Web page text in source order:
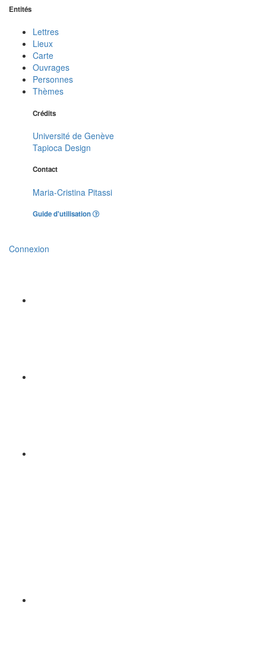
Entités
Lettres
Lieux
Carte
Ouvrages
Personnes
Thèmes
Crédits
Université de Genève
Tapioca Design
Contact
Maria-Cristina Pitassi
Guide d'utilisation
Connexion